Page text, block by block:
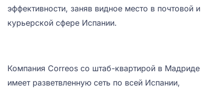
эффективности, заняв видное место в почтовой и
курьерской сфере Испании.
Компания Correos со штаб-квартирой в Мадриде
имеет разветвленную сеть по всей Испании,